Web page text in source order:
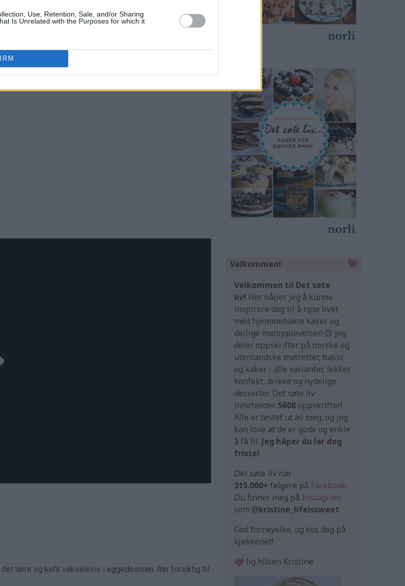
Use, Retention, Sale, and/or Sharing
Is Unrelated with the Purposes for which it
tørre og kefir vekselsvis i eggedosisen. Rør forsiktig til
Velkommen!
Velkommen til Det søte
liv! Her håper jeg å kunne
inspirere deg til å nyte livet
med hjemmebakte kaker og
deilige matopplevelser! 😊 Jeg
deler oppskrifter på norske og
utenlandske matretter, bakst
og kaker i alle varianter, lekker
konfekt, drikke og nydelige
desserter. Det søte liv
inneholder 5608 oppskrifter!
Alle er testet ut av meg, og jeg
kan love at de er gode og enkle
å få til. Jeg håper du lar deg
friste!
Det søte liv har
315.000+ følgere på Facebook.
Du finner meg på Instagram
som @kristine_lifeissweet.
God fornøyelse, og kos deg på
kjøkkenet!
lig hilsen Kristine